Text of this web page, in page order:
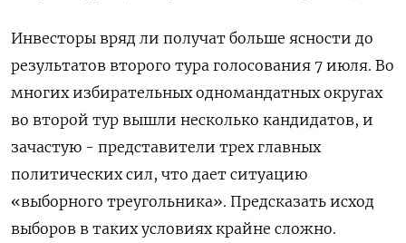
Инвесторы вряд ли получат больше ясности до
результатов второго тура голосования 7 июля. Во
многих избирательных одномандатных округах
во второй тур вышли несколько кандидатов, и
зачастую - представители трех главных
политических сил, что дает ситуацию
«выборного треугольника». Предсказать исход
выборов в таких условиях крайне сложно.